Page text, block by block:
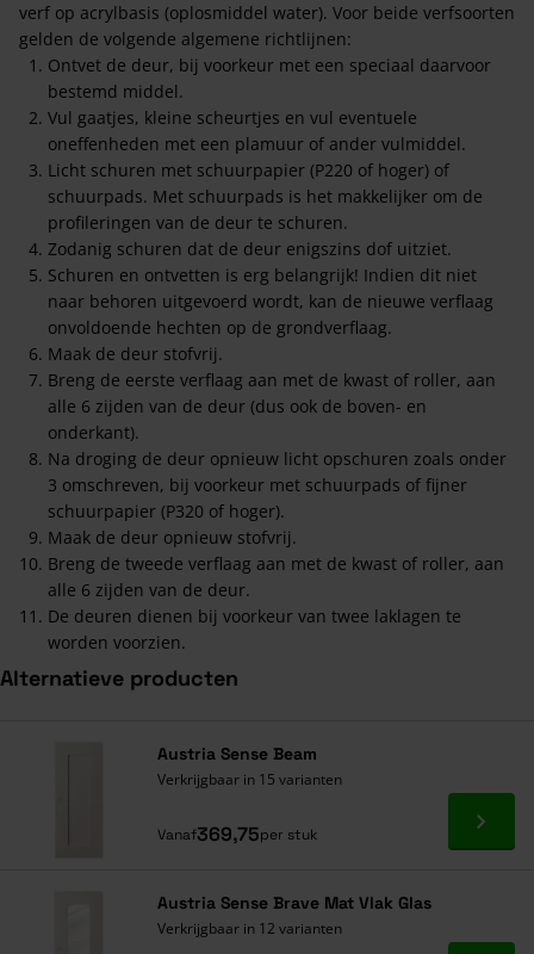
verf op acrylbasis (oplosmiddel water). Voor beide verfsoorten
gelden de volgende algemene richtlijnen:
Ontvet de deur, bij voorkeur met een speciaal daarvoor
bestemd middel.
Vul gaatjes, kleine scheurtjes en vul eventuele
oneffenheden met een plamuur of ander vulmiddel.
Licht schuren met schuurpapier (P220 of hoger) of
schuurpads. Met schuurpads is het makkelijker om de
profileringen van de deur te schuren.
Zodanig schuren dat de deur enigszins dof uitziet.
Schuren en ontvetten is erg belangrijk! Indien dit niet
naar behoren uitgevoerd wordt, kan de nieuwe verflaag
onvoldoende hechten op de grondverflaag.
Maak de deur stofvrij.
Breng de eerste verflaag aan met de kwast of roller, aan
alle 6 zijden van de deur (dus ook de boven- en
onderkant).
Na droging de deur opnieuw licht opschuren zoals onder
3 omschreven, bij voorkeur met schuurpads of fijner
schuurpapier (P320 of hoger).
Maak de deur opnieuw stofvrij.
Breng de tweede verflaag aan met de kwast of roller, aan
alle 6 zijden van de deur.
De deuren dienen bij voorkeur van twee laklagen te
worden voorzien.
Alternatieve producten
Austria Sense Beam
Verkrijgbaar in 15 varianten
Vanaf369,75per stuk Ga
Austria Sense Brave Mat Vlak Glas
Verkrijgbaar in 12 varianten